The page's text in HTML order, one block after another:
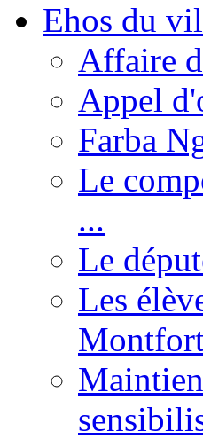
Ehos du
Affaire
Appel
Farba
Le
...
Le
Les